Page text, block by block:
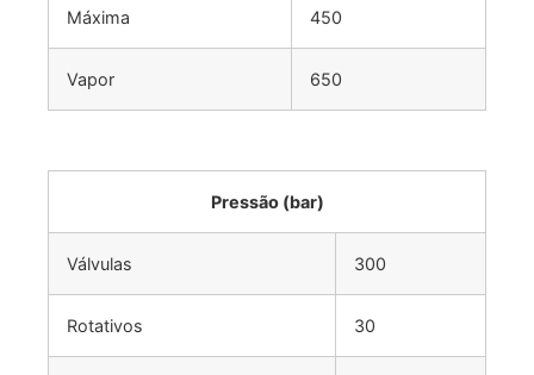
Máxima 450
Vapor 650
Pressão (bar)
Válvulas 300
Rotativos 30